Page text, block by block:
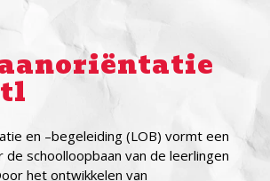
en –begeleiding (LOB) vormt een
schoolloopbaan van de leerlingen
het ontwikkelen van